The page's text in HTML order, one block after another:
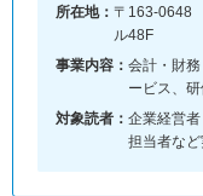
所在地： 〒163-0648
ル48F
事業内容： 会計・財
ービス、
対象読者： 企業経営
担当者な